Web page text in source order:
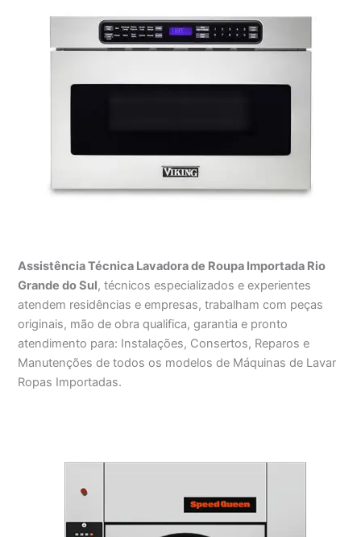
Assistência Técnica Lavadora de Roupa Importada Rio
Grande do Sul, técnicos especializados e experientes
atendem residências e empresas, trabalham com peças
originais, mão de obra qualifica, garantia e pronto
atendimento para: Instalações, Consertos, Reparos e
Manutenções de todos os modelos de Máquinas de Lavar
Ropas Importadas.